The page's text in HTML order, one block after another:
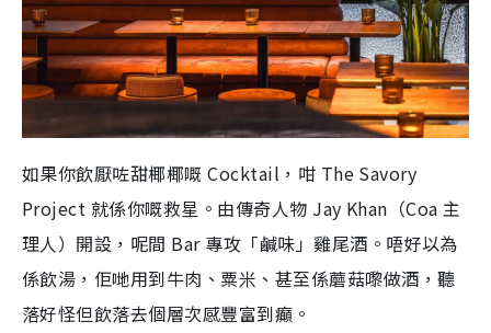
如果你飲厭咗甜椰椰嘅 Cocktail，咁 The Savory
Project 就係你嘅救星。由傳奇人物 Jay Khan（Coa 主
理人）開設，呢間 Bar 專攻「鹹味」雞尾酒。唔好以為
係飲湯，佢哋用到牛肉、粟米、甚至係蘑菇嚟做酒，聽
落好怪但飲落去個層次感豐富到癲。